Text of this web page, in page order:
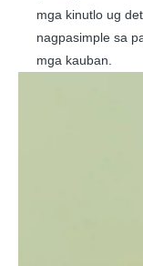
mga kinutlo ug
nagpasimple sa
mga kauban.